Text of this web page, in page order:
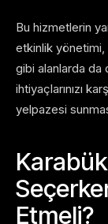
Bu hizmetlerin
etkinlik yönetimi,
gibi alanlarda da
ihtiyaçlarınızı
yelpazesi
Etmeli?